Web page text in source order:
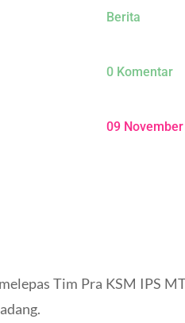
Berita
0 Komentar
09
Tim Pra KSM IPS